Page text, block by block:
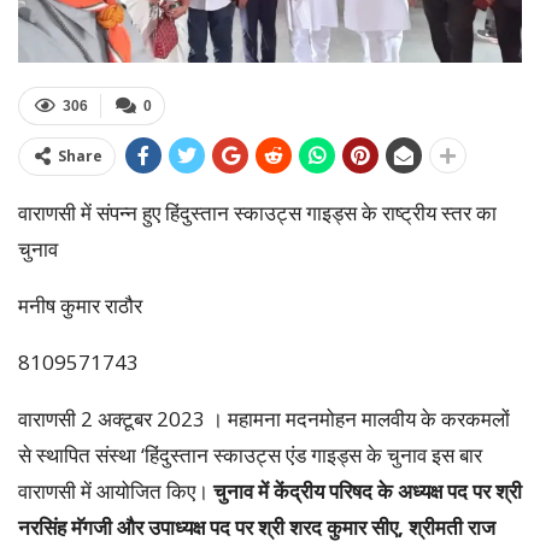
0
306
Share
वाराणसी में संपन्न हुए हिंदुस्तान स्काउट्स गाइड्स के राष्ट्रीय स्तर का
चुनाव
मनीष कुमार राठौर
8109571743
वाराणसी 2 अक्टूबर 2023 । महामना मदनमोहन मालवीय के करकमलों
से स्थापित संस्था ‘हिंदुस्तान स्काउट्स एंड गाइड्स के चुनाव इस बार
वाराणसी में आयोजित किए।चुनाव में केंद्रीय परिषद के अध्यक्ष पद पर श्री
नरसिंह मॅगजी और उपाध्यक्ष पद पर श्री शरद कुमार सीए, श्रीमती राज